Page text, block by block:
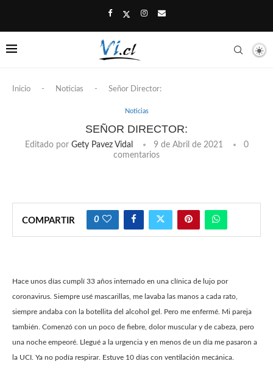
Inicio - Noticias - Señor Director:
Noticias
SEÑOR DIRECTOR:
Editado por Gety Pavez Vidal 9 de Abril de 2021
0
comentarios
COMPARTIR 0
Hace unos días cumplí 33 años internado en una clínica de lujo por
coronavirus. Siempre usé mascarillas, me lavaba las manos a cada rato,
siempre andaba con la botellita del alcohol gel. Pero me enfermé. Mi pareja
también. Comenzó con un poco de fiebre, dolor muscular y de cabeza, pero
una noche empeoré. Llegué a la urgencia y en menos de un día me pasaron a
la UCI. Ya no podía respirar. Estuve 10 días con ventilación mecánica.